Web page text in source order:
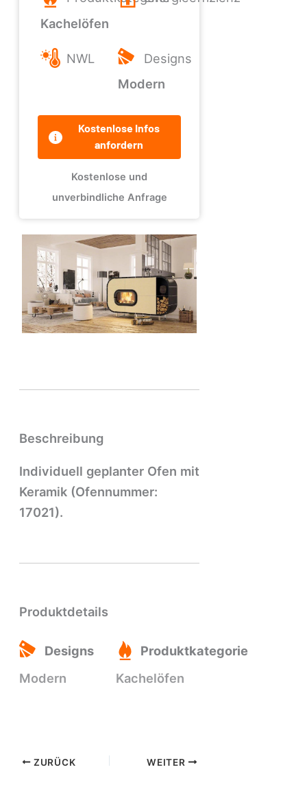
Kachelöfen
NWL
Designs
Modern
Kostenlose Infos
anfordern
Kostenlose und
unverbindliche Anfrage
Beschreibung
Individuell geplanter Ofen mit
Keramik (Ofennummer:
17021).
Produktdetails
Designs
Modern
Produktkategorie
Kachelöfen
ZURÜCK WEITER